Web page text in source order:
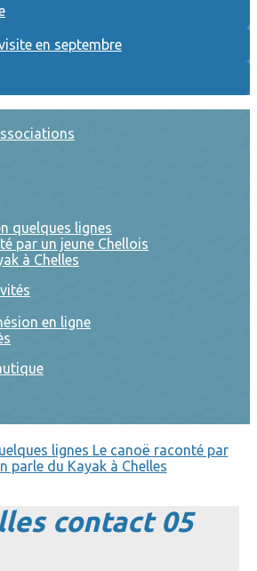
en septembre
quelques lignes
par un jeune Chellois
à Chelles
en ligne
lignes Le canoë raconté par
parle du Kayak à Chelles
contact 05